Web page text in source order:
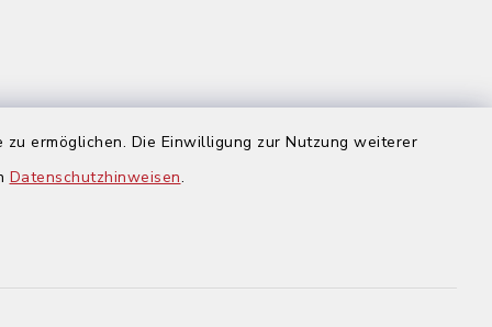
ermöglichen. Die Einwilligung zur Nutzung weiterer
Datenschutzhinweisen.